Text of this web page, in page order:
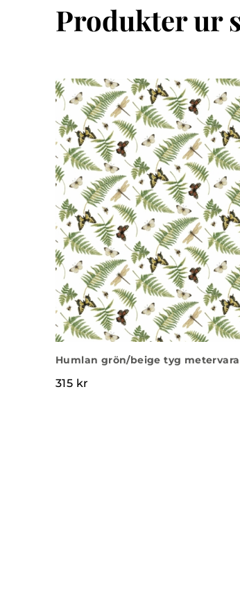
Produkter ur
Humlan grön/beige tyg metervara
315 kr